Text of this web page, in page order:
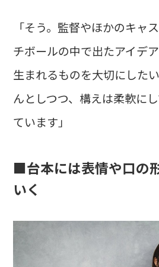
「そう。監督やほかのキャ
チボールの中で出たアイデ
生まれるものを大切にした
んとしつつ、構えは柔軟に
ています」
■台本には表情や口の
いく